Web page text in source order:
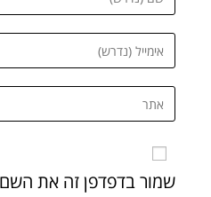
שמור בדפדפן זה את